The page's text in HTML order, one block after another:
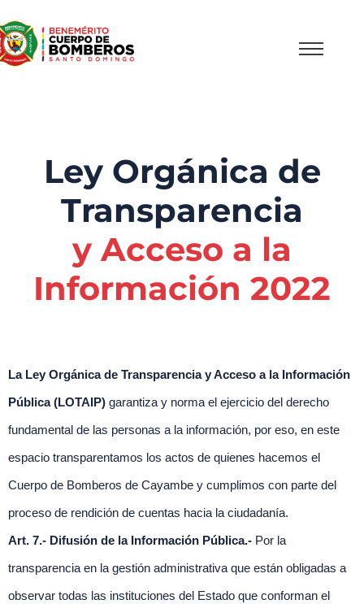
Ley Orgánica de
Transparencia
y Acceso a la
Información 2022
La Ley Orgánica de Transparencia y Acceso a la Información
Pública (LOTAIP) garantiza y norma el ejercicio del derecho
fundamental de las personas a la información, por eso, en este
espacio transparentamos los actos de quienes hacemos el
Cuerpo de Bomberos de Cayambe y cumplimos con parte del
proceso de rendición de cuentas hacia la ciudadanía.
Art. 7.- Difusión de la Información Pública.- Por la
transparencia en la gestión administrativa que están obligadas a
observar todas las instituciones del Estado que conforman el